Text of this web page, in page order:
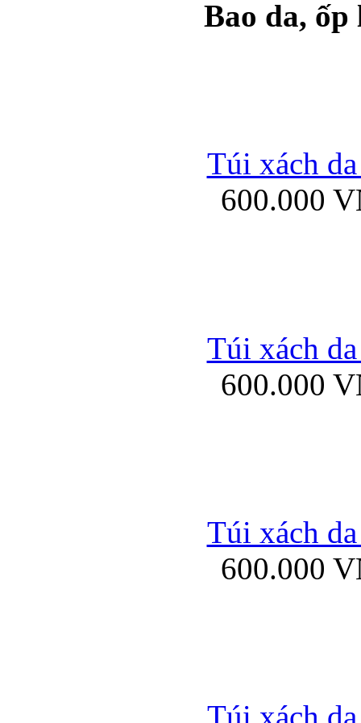
Ốp lưng silicon
Ốp lưng Samsung
Ốp lưng
Bao da,
Túi xách
600.000
Túi xách
600.000
Túi xách
600.000